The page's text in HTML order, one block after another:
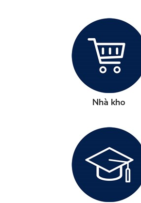
Nhà kho